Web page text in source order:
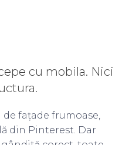
cu mobila. Nici
fațade frumoase,
din Pinterest. Dar